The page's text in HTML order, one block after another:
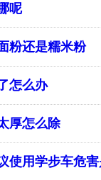
呢
粉还是糯米粉
怎么办
厚怎么除
使用学步车危